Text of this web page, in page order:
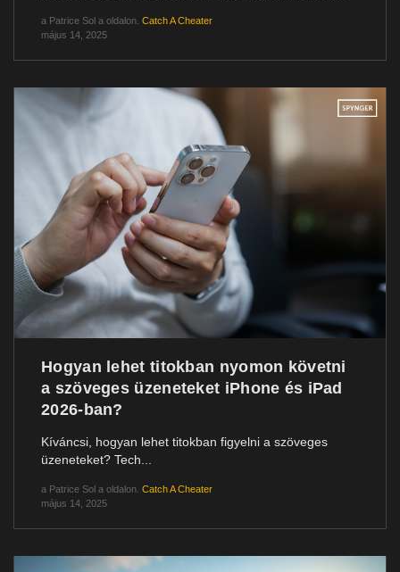
a Patrice Sol a oldalon. Catch A Cheater
május 14, 2025
Hogyan lehet titokban nyomon követni
a szöveges üzeneteket iPhone és iPad
2026-ban?
Kíváncsi, hogyan lehet titokban figyelni a szöveges
üzeneteket? Tech...
a Patrice Sol a oldalon. Catch A Cheater
május 14, 2025